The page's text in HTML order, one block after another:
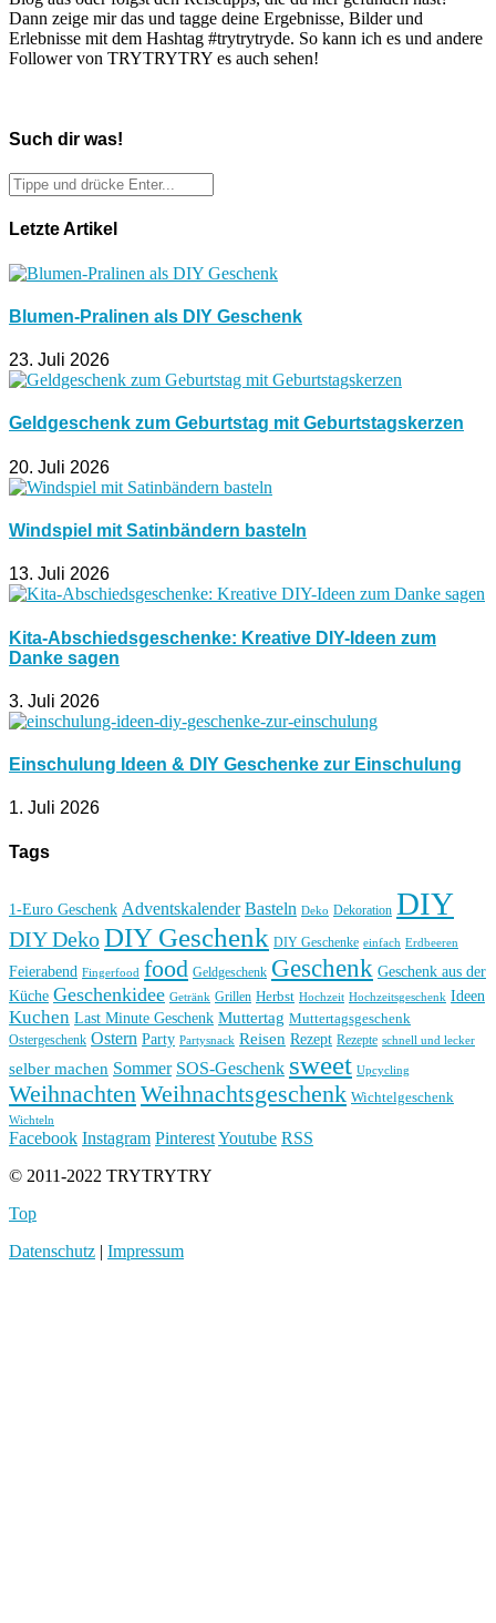
Dann zeige mir das und tagge deine Ergebnisse, Bilder und
Erlebnisse mit dem Hashtag #trytrytryde. So kann ich es und andere
Follower von TRYTRYTRY es auch sehen!
Such dir was!
Letzte Artikel
Blumen-Pralinen als DIY Geschenk
23. Juli 2026
Geldgeschenk zum Geburtstag mit Geburtstagskerzen
20. Juli 2026
Windspiel mit Satinbändern basteln
13. Juli 2026
Kita-Abschiedsgeschenke: Kreative DIY-Ideen zum
Danke sagen
3. Juli 2026
Einschulung Ideen & DIY Geschenke zur Einschulung
1. Juli 2026
Tags
1-Euro Geschenk Adventskalender Basteln Deko Dekoration DIY
DIY DekoDIY Geschenk DIY Geschenke einfach Erdbeeren
Feierabend Fingerfood food Geldgeschenk Geschenk Geschenk aus der
Küche Geschenkidee Getränk Grillen Herbst Hochzeit Hochzeitsgeschenk Ideen
Kuchen Last Minute Geschenk Muttertag Muttertagsgeschenk
Ostergeschenk Ostern Party Partysnack Reisen Rezept Rezepte schnell und lecker
selber machen Sommer SOS-Geschenk sweet Upcycling
WeihnachtenWeihnachtsgeschenk Wichtelgeschenk
Wichteln
Facebook Instagram PinterestYoutube RSS
© 2011-2022 TRYTRYTRY
Top
Datenschutz | Impressum